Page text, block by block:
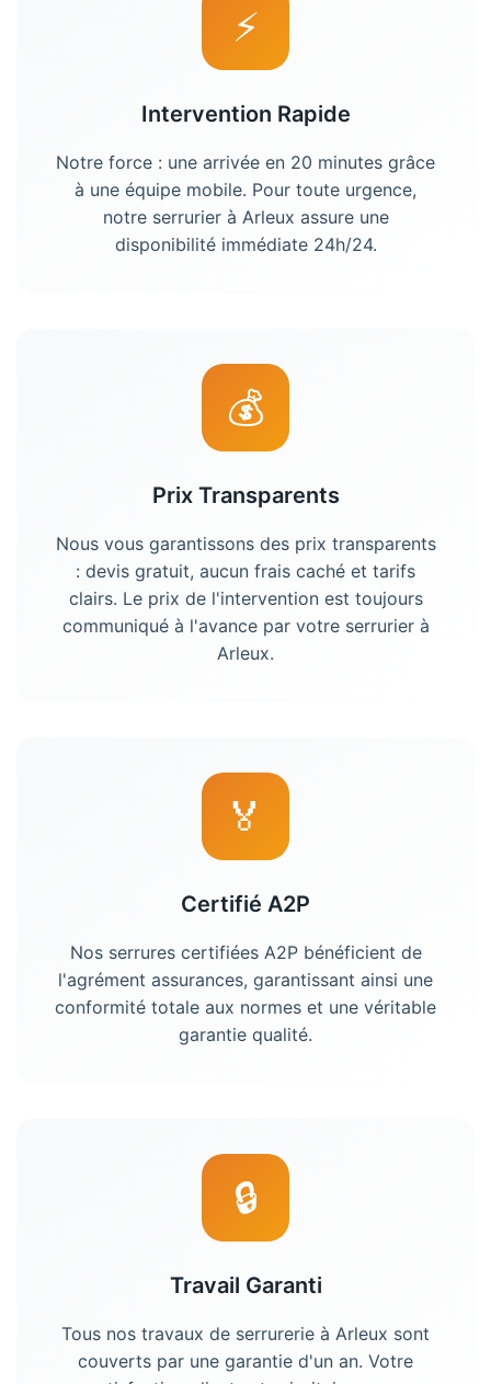
⚡
Intervention Rapide
Notre force : une arrivée en 20 minutes grâce
à une équipe mobile. Pour toute urgence,
notre serrurierà Arleux assure une
disponibilité immédiate 24h/24.
💰
Prix Transparents
Nous vous garantissons des prix transparents
: devis gratuit, aucun frais caché et tarifs
clairs. Le prix de l'intervention est toujours
communiqué à l'avance par votre serrurierà
Arleux.
🏅
Certifié A2P
Nos serrures certifiées A2P bénéficient de
l'agrément assurances, garantissant ainsi une
conformité totale aux normes et une véritable
garantie qualité.
🔒
Travail Garanti
Tous nos travaux de serrurerie à Arleux sont
couverts par une garantie d'un an. Votre